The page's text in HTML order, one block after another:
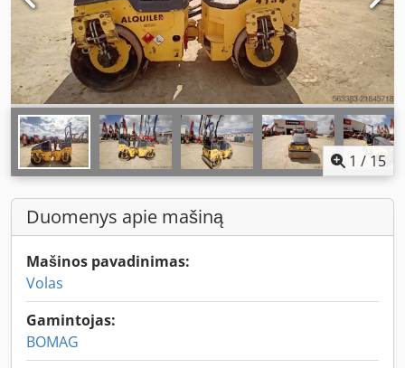
1 / 15
Duomenys apie mašiną
Mašinos pavadinimas:
Volas
Gamintojas:
BOMAG